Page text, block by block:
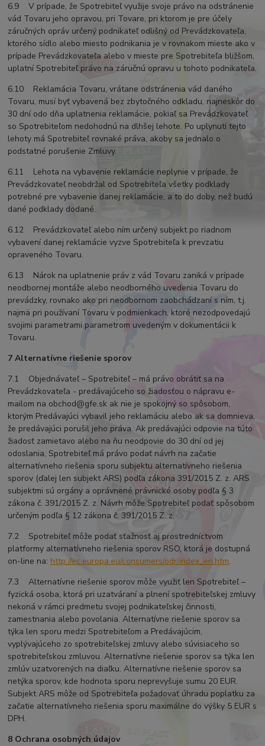
6.9 V prípade, že Spotrebiteľ využije svoje právo na odstránenie
vád Tovaru jeho opravou, pri Tovare, pri ktorom je pre účely
záručných opráv určený podnikateľ odlišný od Prevádzkovateľa,
ktorého sídlo alebo miesto podnikania je v rovnakom mieste ako v
prípade Prevádzkovateľa alebo v mieste pre Spotrebiteľa bližšom,
uplatní Spotrebiteľ právo na záručnú opravu u tohoto podnikateľa.
6.10 Reklamácia Tovaru, vrátane odstránenia vád daného
Tovaru, musí byť vybavená bez zbytočného odkladu, najneskôr do
30 dní odo dňa uplatnenia reklamácie, pokiaľ sa Prevádzkovateľ
so Spotrebiteľom nedohodnú na dlhšej lehote. Po uplynutí tejto
lehoty má Spotrebiteľ rovnaké práva, akoby sa jednalo o
podstatné porušenie Zmluvy.
6.11 Lehota na vybavenie reklamácie neplynie v prípade, že
Prevádzkovateľ neobdržal od Spotrebiteľa všetky podklady
potrebné pre vybavenie danej reklamácie, a to do doby, než budú
dané podklady dodané.
6.12 Prevádzkovateľ alebo ním určený subjekt po riadnom
vybavení danej reklamácie vyzve Spotrebiteľa k prevzatiu
opraveného Tovaru.
6.13 Nárok na uplatnenie práv z vád Tovaru zaniká v prípade
neodbornej montáže alebo neodborného uvedenia Tovaru do
prevádzky, rovnako ako pri neodbornom zaobchádzaní s ním, t.j.
najmä pri používaní Tovaru v podmienkach, ktoré nezodpovedajú
svojimi parametrami parametrom uvedeným v dokumentácii k
Tovaru.
7 Alternatívne riešenie sporov
7.1 Objednávateľ – Spotrebiteľ – má právo obrátiť sa na
Prevádzkovateľa - predávajúceho so žiadosťou o nápravu e-
mailom na obchod@gfe.sk ak nie je spokojný so spôsobom,
ktorým Predávajúci vybavil jeho reklamáciu alebo ak sa domnieva,
že predávajúci porušil jeho práva. Ak predávajúci odpovie na túto
žiadosť zamietavo alebo na ňu neodpovie do 30 dní od jej
odoslania, Spotrebiteľ má právo podať návrh na začatie
alternatívneho riešenia sporu subjektu alternatívneho riešenia
sporov (ďalej len subjekt ARS) podľa zákona 391/2015 Z. z. ARS
subjektmi sú orgány a oprávnené právnické osoby podľa § 3
zákona č. 391/2015 Z. z. Návrh môže Spotrebiteľ podať spôsobom
určeným podľa § 12 zákona č. 391/2015 Z. z.
7.2 Spotrebiteľ môže podať sťažnosť aj prostredníctvom
platformy alternatívneho riešenia sporov RSO, ktorá je dostupná
on-line na: http://ec.europa.eu/consumers/odr/index_en.htm.
7.3 Alternatívne riešenie sporov môže využiť len Spotrebiteľ –
fyzická osoba, ktorá pri uzatváraní a plnení spotrebiteľskej zmluvy
nekoná v rámci predmetu svojej podnikateľskej činnosti,
zamestnania alebo povolania. Alternatívne riešenie sporov sa
týka len sporu medzi Spotrebiteľom a Predávajúcim,
vyplývajúceho zo spotrebiteľskej zmluvy alebo súvisiaceho so
spotrebiteľskou zmluvou. Alternatívne riešenie sporov sa týka len
zmlúv uzatvorených na diaľku. Alternatívne riešenie sporov sa
netýka sporov, kde hodnota sporu neprevyšuje sumu 20 EUR.
Subjekt ARS môže od Spotrebiteľa požadovať úhradu poplatku za
začatie alternatívneho riešenia sporu maximálne do výšky 5 EUR s
DPH.
8 Ochrana osobných údajov